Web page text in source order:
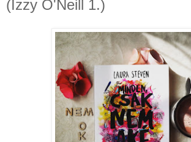
(Izzy O'Neill 1.)